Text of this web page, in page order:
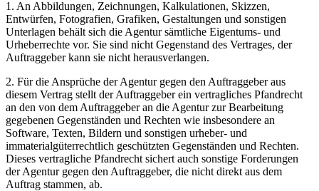
1. An Abbildungen, Zeichnungen, Kalkulationen, Skizzen,
Entwürfen, Fotografien, Grafiken, Gestaltungen und sonstigen
Unterlagen behält sich die Agentur sämtliche Eigentums- und
Urheberrechte vor. Sie sind nicht Gegenstand des Vertrages, der
Auftraggeber kann sie nicht herausverlangen.
2. Für die Ansprüche der Agentur gegen den Auftraggeber aus
diesem Vertrag stellt der Auftraggeber ein vertragliches Pfandrecht
an den von dem Auftraggeber an die Agentur zur Bearbeitung
gegebenen Gegenständen und Rechten wie insbesondere an
Software, Texten, Bildern und sonstigen urheber- und
immaterialgüterrechtlich geschützten Gegenständen und Rechten.
Dieses vertragliche Pfandrecht sichert auch sonstige Forderungen
der Agentur gegen den Auftraggeber, die nicht direkt aus dem
Auftrag stammen, ab.